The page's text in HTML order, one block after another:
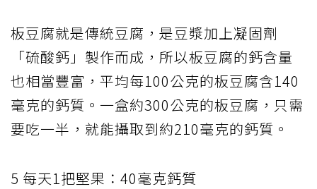
板豆腐就是傳統豆腐，是豆漿加上凝固劑
「硫酸鈣」製作而成，所以板豆腐的鈣含量
也相當豐富，平均每100公克的板豆腐含140
毫克的鈣質。一盒約300公克的板豆腐，只需
要吃一半，就能攝取到約210毫克的鈣質。
5 每天1把堅果：40毫克鈣質